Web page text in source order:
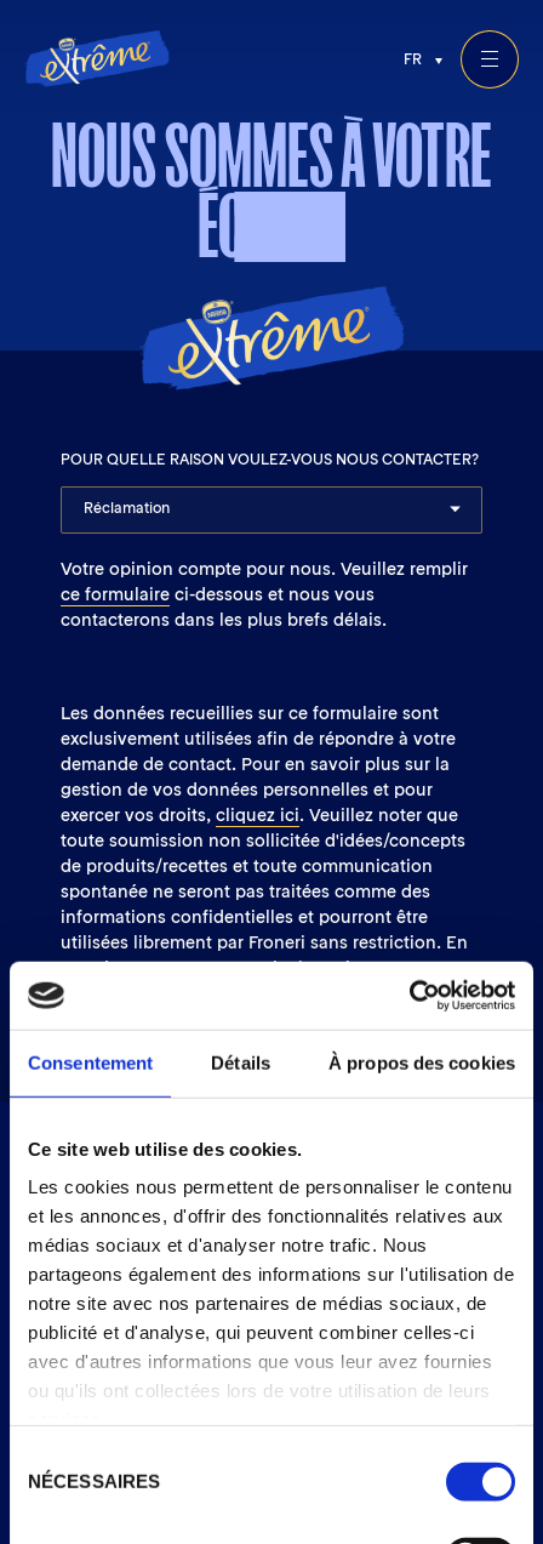
Consentement Détails À propos des cookies
Ce site web utilise des cookies.
Les cookies nous permettent de personnaliser le contenu
et les annonces, d'offrir des fonctionnalités relatives aux
médias sociaux et d'analyser notre trafic. Nous
partageons également des informations sur l'utilisation de
notre site avec nos partenaires de médias sociaux, de
publicité et d'analyse, qui peuvent combiner celles-ci
avec d'autres informations que vous leur avez fournies
ou qu'ils ont collectées lors de votre utilisation de leurs
NÉCESSAIRES
FR
NOUSSOMMESÀVOTRE
ÉCOUTE
POUR QUELLE RAISON VOULEZ-VOUS NOUS CONTACTER?
Votre opinion compte pour nous. Veuillez remplir
ce formulaire ci-dessous et nous vous
contacterons dans les plus brefs délais.
Les données recueillies sur ce formulaire sont
exclusivement utilisées afin de répondre à votre
demande de contact. Pour en savoir plus sur la
gestion de vos données personnelles et pour
exercer vos droits, cliquez ici. Veuillez noter que
toute soumission non sollicitée d'idées/concepts
de produits/recettes et toute communication
spontanée ne seront pas traitées comme des
informations confidentielles et pourront être
utilisées librement par Froneri sans restriction. En
soumettre à Froneri, par l'intermédiaire de ce site
QUESTIONS FRÉQUENTES
J’adore Extrême et je veux me tenir informé de ce
Les glaces Extrême sont-elles Vegan ?
Les glaces Extrême sont-elles sans Gluten ?